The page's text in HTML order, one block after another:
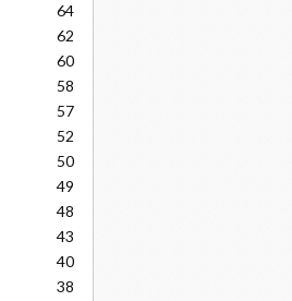
64
62
60
58
57
52
50
49
48
43
40
38